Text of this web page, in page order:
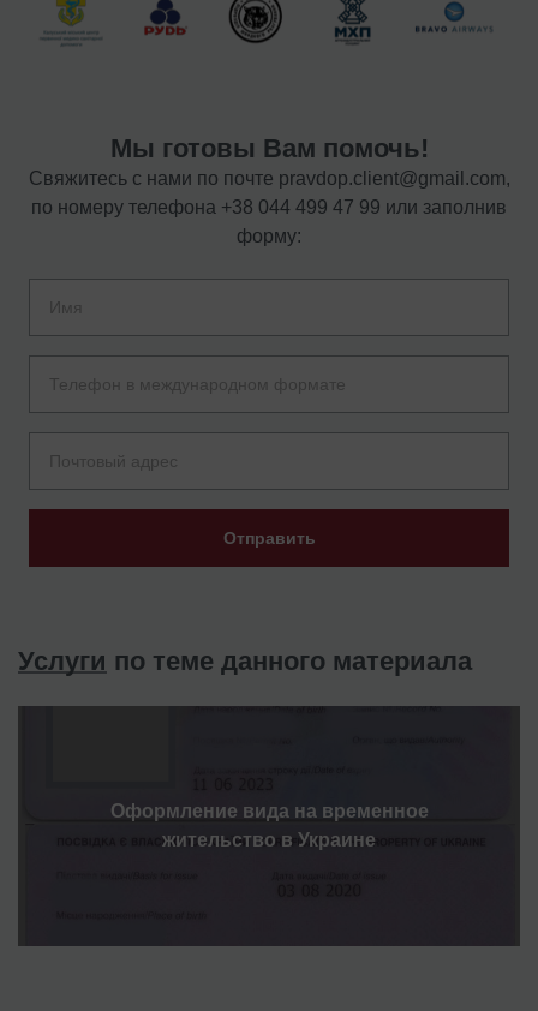
Мы готовы Вам помочь!
Свяжитесь с нами по почте pravdop.client@gmail.com,
по номеру телефона +38 044 499 47 99 или заполнив
форму:
Отправить
Услуги по теме данного материала
Оформление вида на временное
жительство в Украине